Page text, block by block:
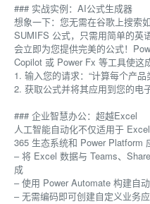
### 实战实例：AI公式生成器
想象一下：您无需在谷歌上搜索
SUMIFS 公式，只需用简单的英
会立即为您提供完美的公式！
Copilot 或 Power Fx 等工具使这
1. 输入您的请求：“计算每个产品
2. 获取公式并将其应用到您的电
### 企业智慧办公：超越Excel
人工智能自动化不仅适用于
365 生态系统和 Power Platform
– 将 Excel 数据与 Teams、
成
– 使用 Power Automate 构建自
– 无需编码即可创建自定义业务